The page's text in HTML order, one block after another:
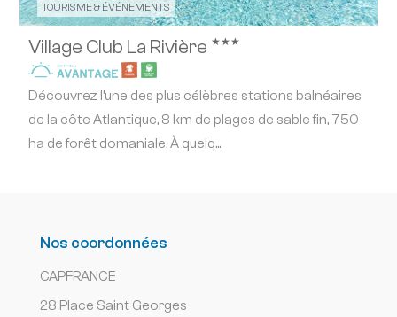
TOURISME & ÉVÉNEMENTS
Village Club La Rivière ★★★
Découvrez l’une des plus célèbres stations balnéaires
de la côte Atlantique, 8 km de plages de sable fin, 750
ha de forêt domaniale. À quelq...
Nos coordonnées
CAPFRANCE
28 Place Saint Georges